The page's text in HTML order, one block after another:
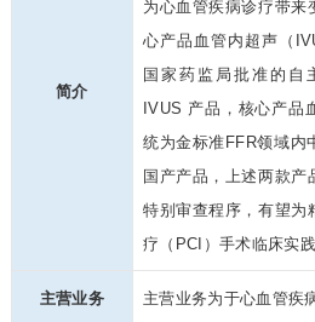
简介
为心血管疾病诊疗带来
心产品血管内超声（
国家药监局批准的自
IVUS 产品，核心产品
统为金标准FFR领域内
国产产品，上述两款
特别审查程序，有望为
疗（PCI）手术临床实践
主营业务
主营业务为于心血管疾